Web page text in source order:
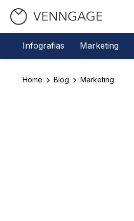
Infografias Marketing
Home Blog Marketing